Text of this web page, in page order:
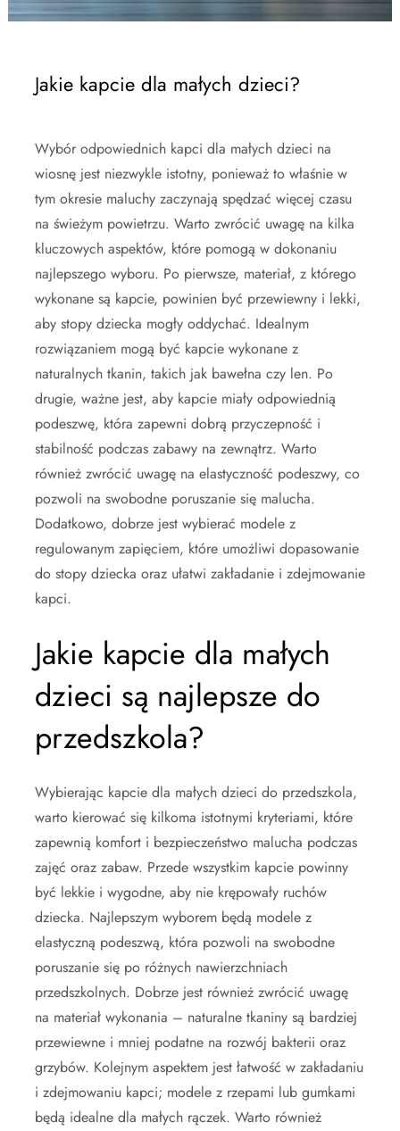
Jakie kapcie dla małych dzieci?
Wybór odpowiednich kapci dla małych dzieci na
wiosnę jest niezwykle istotny, ponieważ to właśnie w
tym okresie maluchy zaczynają spędzać więcej czasu
na świeżym powietrzu. Warto zwrócić uwagę na kilka
kluczowych aspektów, które pomogą w dokonaniu
najlepszego wyboru. Po pierwsze, materiał, z którego
wykonane są kapcie, powinien być przewiewny i lekki,
aby stopy dziecka mogły oddychać. Idealnym
rozwiązaniem mogą być kapcie wykonane z
naturalnych tkanin, takich jak bawełna czy len. Po
drugie, ważne jest, aby kapcie miały odpowiednią
podeszwę, która zapewni dobrą przyczepność i
stabilność podczas zabawy na zewnątrz. Warto
również zwrócić uwagę na elastyczność podeszwy, co
pozwoli na swobodne poruszanie się malucha.
Dodatkowo, dobrze jest wybierać modele z
regulowanym zapięciem, które umożliwi dopasowanie
do stopy dziecka oraz ułatwi zakładanie i zdejmowanie
kapci.
Jakie kapcie dla małych
dzieci są najlepsze do
przedszkola?
Wybierając kapcie dla małych dzieci do przedszkola,
warto kierować się kilkoma istotnymi kryteriami, które
zapewnią komfort i bezpieczeństwo malucha podczas
zajęć oraz zabaw. Przede wszystkim kapcie powinny
być lekkie i wygodne, aby nie krępowały ruchów
dziecka. Najlepszym wyborem będą modele z
elastyczną podeszwą, która pozwoli na swobodne
poruszanie się po różnych nawierzchniach
przedszkolnych. Dobrze jest również zwrócić uwagę
na materiał wykonania – naturalne tkaniny są bardziej
przewiewne i mniej podatne na rozwój bakterii oraz
grzybów. Kolejnym aspektem jest łatwość w zakładaniu
i zdejmowaniu kapci; modele z rzepami lub gumkami
będą idealne dla małych rączek. Warto również